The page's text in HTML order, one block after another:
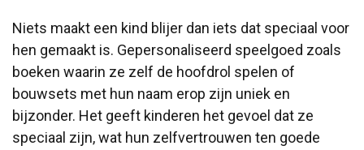
Niets maakt een kind blijer dan iets dat speciaal voor
hen gemaakt is. Gepersonaliseerd speelgoed zoals
boeken waarin ze zelf de hoofdrol spelen of
bouwsets met hun naam erop zijn uniek en
bijzonder. Het geeft kinderen het gevoel dat ze
speciaal zijn, wat hun zelfvertrouwen ten goede